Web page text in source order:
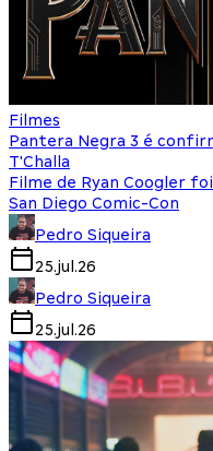
Filmes
Pantera Negra 3 é
T'Challa
Filme de Ryan Coogler
San Diego Comic-Con
Pedro Siqueira
25.jul.26
Pedro Siqueira
25.jul.26